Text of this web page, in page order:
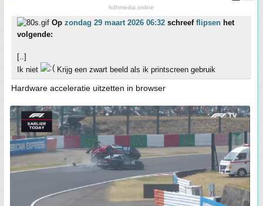
hdhmedia.online
Op zondag 29 maart 2026 06:32 schreef flipsen het
volgende:
[..]
Ik niet
Krijg een zwart beeld als ik printscreen gebruik
Hardware acceleratie uitzetten in browser